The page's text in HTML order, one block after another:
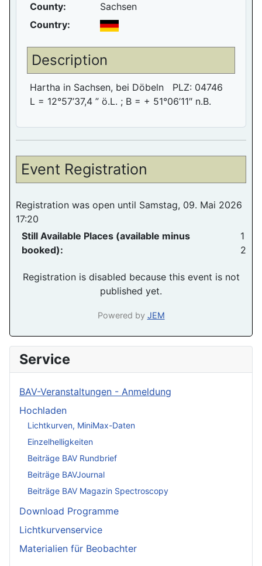
County:
Sachsen
Country:
Description
Hartha in Sachsen, bei Döbeln PLZ: 04746
L = 12°57’37,4 ” ö.L. ; B = + 51°06’11″ n.B.
Event Registration
Registration was open until Samstag, 09. Mai 2026
17:20
Still Available Places (available minus
booked):
1
2
Registration is disabled because this event is not
published yet.
Powered by JEM
Service
BAV-Veranstaltungen - Anmeldung
Hochladen
Lichtkurven, MiniMax-Daten
Einzelhelligkeiten
Beiträge BAV Rundbrief
Beiträge BAVJournal
Beiträge BAV Magazin Spectroscopy
Download Programme
Lichtkurvenservice
Materialien für Beobachter